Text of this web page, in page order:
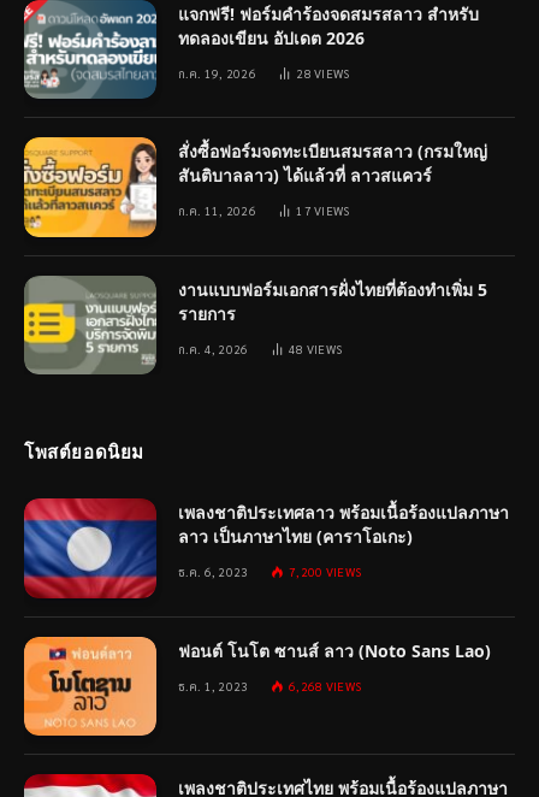
แจกฟรี! ฟอร์มคำร้องจดสมรสลาว สำหรับ
ทดลองเขียน อัปเดต 2026
ก.ค. 19, 2026 28VIEWS
สั่งซื้อฟอร์มจดทะเบียนสมรสลาว (กรมใหญ่
สันติบาลลาว) ได้แล้วที่ ลาวสแควร์
ก.ค. 11, 2026 17VIEWS
งานแบบฟอร์มเอกสารฝั่งไทยที่ต้องทำเพิ่ม 5
รายการ
ก.ค. 4, 2026 48 VIEWS
โพสต์ยอดนิยม
เพลงชาติประเทศลาว พร้อมเนื้อร้องแปลภาษา
ลาว เป็นภาษาไทย (คาราโอเกะ)
ธ.ค. 6, 2023 7,200 VIEWS
ฟอนต์ โนโต ซานส์ ลาว (Noto Sans Lao)
ธ.ค. 1, 2023 6,268 VIEWS
เพลงชาติประเทศไทย พร้อมเนื้อร้องแปลภาษา